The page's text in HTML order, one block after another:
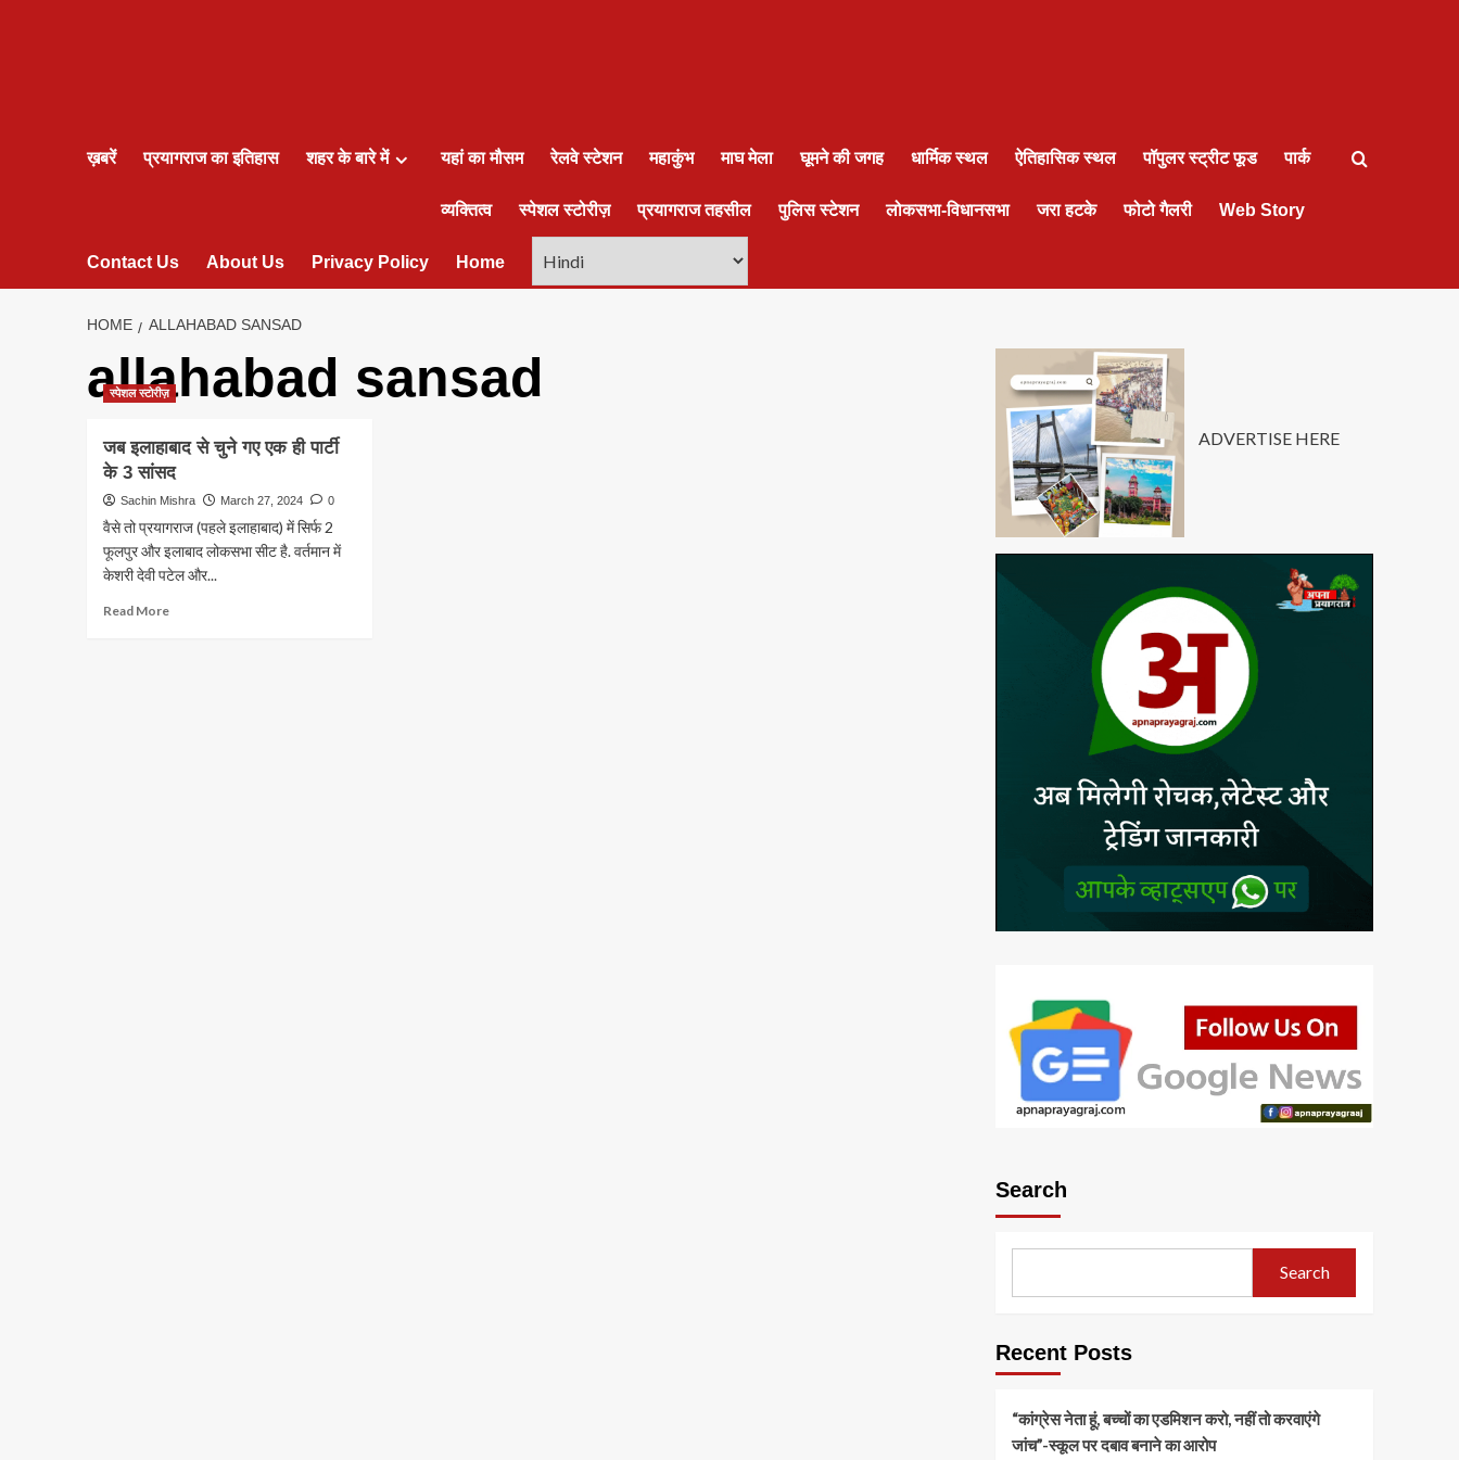
ख़बरें प्रयागराज का इतिहास शहर के बारे में यहां का मौसम रेलवे स्टेशन महाकुंभ माघ मेला घूमने की जगह धार्मिक स्थल ऐतिहासिक स्थल पॉपुलर स्ट्रीट फूड पार्क
व्यक्तित्व स्पेशल स्टोरीज़ प्रयागराज तहसील पुलिस स्टेशन लोकसभा-विधानसभा जरा हटके फोटो गैलरी Web Story
Contact Us About Us Privacy Policy Home
HOME ALLAHABAD SANSAD
allahabad sansad
स्पेशल स्टोरीज़
जब इलाहाबाद से चुने गए एक ही पार्टी
के 3 सांसद
Sachin Mishra March 27, 2024 0
वैसे तो प्रयागराज (पहले इलाहाबाद) में सिर्फ 2
फूलपुर और इलाबाद लोकसभा सीट है. वर्तमान में
केशरी देवी पटेल और...
Read MoreRead
ADVERTISE HERE
Search
Search
Recent Posts
“कांग्रेस नेता हूं, बच्चों का एडमिशन करो, नहीं तो करवाएंगे
जांच”-स्कूल पर दबाव बनाने का आरोप